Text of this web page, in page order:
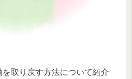
取り戻す方法について紹介